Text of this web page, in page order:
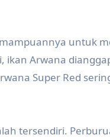
untuk
Arwana
Super Red
tersendiri.